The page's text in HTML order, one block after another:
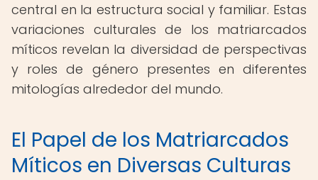
central en la estructura social y familiar. Estas
variaciones culturales de los matriarcados
míticos revelan la diversidad de perspectivas
y roles de género presentes en diferentes
mitologías alrededor del mundo.
El Papel de los Matriarcados
Míticos en Diversas Culturas